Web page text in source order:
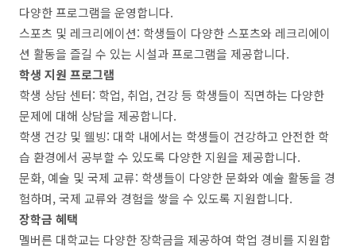
다양한 프로그램을 운영합니다.
스포츠 및 레크리에이션: 학생들이 다양한 스포츠와 레크리에이
션 활동을 즐길 수 있는 시설과 프로그램을 제공합니다.
학생 지원 프로그램
학생 상담 센터: 학업, 취업, 건강 등 학생들이 직면하는 다양한
문제에 대해 상담을 제공합니다.
학생 건강 및 웰빙: 대학 내에서는 학생들이 건강하고 안전한 학
습 환경에서 공부할 수 있도록 다양한 지원을 제공합니다.
문화, 예술 및 국제 교류: 학생들이 다양한 문화와 예술 활동을 경
험하며, 국제 교류와 경험을 쌓을 수 있도록 지원합니다.
장학금 혜택
멜버른 대학교는 다양한 장학금을 제공하여 학업 경비를 지원합